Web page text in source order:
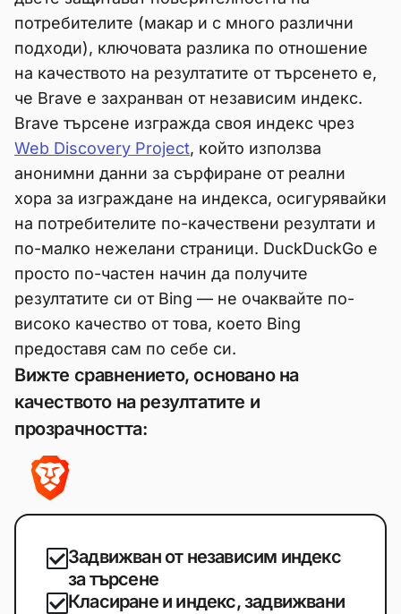
потребителите (макар и с много различни
подходи), ключовата разлика по отношение
на качеството на резултатите от търсенето е,
че Brave е захранван от независим индекс.
Brave търсене изгражда своя индекс чрез
Web Discovery Project, който използва
анонимни данни за сърфиране от реални
хора за изграждане на индекса, осигурявайки
на потребителите по-качествени резултати и
по-малко нежелани страници. DuckDuckGo е
просто по-частен начин да получите
резултатите си от Bing — не очаквайте по-
високо качество от това, което Bing
предоставя сам по себе си.
Вижте сравнението, основано на
качеството на резултатите и
прозрачността:
Задвижван от независим индекс
за търсене
Класиране и индекс, задвижвани